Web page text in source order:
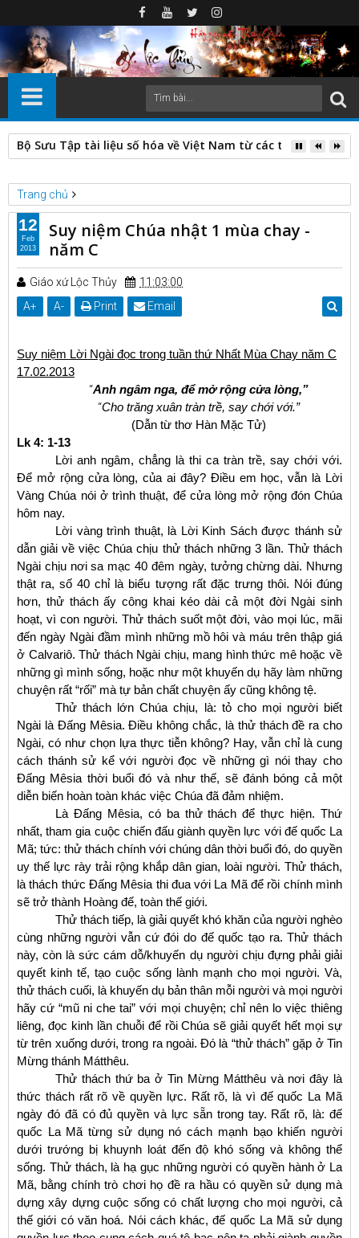
Bộ Sưu Tập tài liệu số hóa về Việt Nam từ các thư viện nước
Trang chủ
Suy niệm mùa chay
Suy niệm Chúa nhật 1 mùa chay - năm C
Suy niệm Chúa nhật 1 mùa chay -
năm C
Giáo xứ Lộc Thủy
11:03:00
A+ A- Print Email
Suy niệm Lời Ngài đọc trong tuần thứ Nhất Mùa Chay năm C
17.02.2013
“Anh ngâm nga, để mở rộng cửa lòng,”
“Cho trăng xuân tràn trề, say chới với.”
(Dẫn từ thơ Hàn Mặc Tử)
Lk 4: 1-13
Lời anh ngâm, chẳng là thi ca tràn trề, say chới với.
Để mở rộng cửa lòng, của ai đây? Điều em học, vẫn là Lời
Vàng Chúa nói ở trình thuật, để cửa lòng mở rộng đón Chúa
hôm nay.
Lời vàng trình thuật, là Lời Kinh Sách được thánh sử
dẫn giải về việc Chúa chịu thử thách những 3 lần. Thử thách
Ngài chịu nơi sa mạc 40 đêm ngày, tưởng chừng dài. Nhưng
thật ra, số 40 chỉ là biểu tượng rất đặc trưng thôi. Nói đúng
hơn, thử thách ấy công khai kéo dài cả một đời Ngài sinh
hoạt, vì con người. Thử thách suốt một đời, vào mọi lúc, mãi
đến ngày Ngài đầm mình những mồ hôi và máu trên thập giá
ở Calvariô. Thử thách Ngài chịu, mang hình thức mê hoặc về
những gì mình sống, hoặc như một khuyến dụ hãy làm những
chuyện rất “rối” mà tự bản chất chuyện ấy cũng không tệ.
Thử thách lớn Chúa chịu, là: tỏ cho mọi người biết
Ngài là Đấng Mêsia. Điều không chắc, là thử thách đề ra cho
Ngài, có như chọn lựa thực tiễn không? Hay, vẫn chỉ là cung
cách thánh sử kể với người đọc về những gì nói thay cho
Đấng Mêsia thời buổi đó và như thế, sẽ đánh bóng cả một
diễn biến hoàn toàn khác việc Chúa đã đảm nhiệm.
Là Đấng Mêsia, có ba thử thách để thực hiện. Thứ
nhất, tham gia cuộc chiến đấu giành quyền lực với đế quốc La
Mã; tức: thử thách chính với chúng dân thời buổi đó, do quyền
uy thế lực rày trải rộng khắp dân gian, loài người. Thử thách,
là thách thức Đấng Mêsia thi đua với La Mã để rồi chính mình
sẽ trở thành Hoàng đế, toàn thế giới.
Thử thách tiếp, là giải quyết khó khăn của người nghèo
cùng những người vẫn cứ đói do đế quốc tạo ra. Thử thách
này, còn là sức cám dỗ/khuyến dụ người chịu đựng phải giải
quyết kinh tế, tạo cuộc sống lành mạnh cho mọi người. Và,
thử thách cuối, là khuyến dụ bản thân mỗi người và mọi người
hãy cứ “mũ ni che tai” với mọi chuyện; chỉ nên lo việc thiêng
liêng, đọc kinh lần chuỗi để rồi Chúa sẽ giải quyết hết mọi sự
từ trên xuống dưới, trong ra ngoài. Đó là “thử thách” gặp ở Tin
Mừng thánh Mátthêu.
Thử thách thứ ba ở Tin Mừng Mátthêu và nơi đây là
thức thách rất rõ về quyền lực. Rất rõ, là vì đế quốc La Mã
ngày đó đã có đủ quyền và lực sẵn trong tay. Rất rõ, là: đế
quốc La Mã từng sử dụng nó cách mạnh bạo khiến người
dưới trướng bị khuynh loát đến độ khó sống và không thể
sống. Thử thách, là hạ gục những người có quyền hành ở La
Mã, bằng chính trò chơi họ đề ra hầu có quyền sử dụng mà
dựng xây dựng cuộc sống có chất lượng cho mọi người, cả
thế giới có văn hoá. Nói cách khác, đế quốc La Mã sử dụng
12
Feb
2013